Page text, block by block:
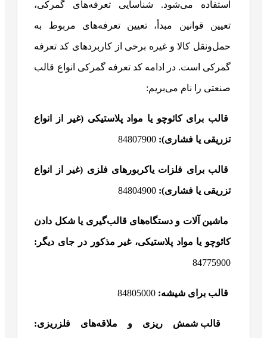
استفاده می‌شود. شناسایی تعرفه‌های گمرکی،
تعیین قوانین مبدأ، تعیین تعرفه‌های مربوط به
حمل‌ونقل کالا و غیره برخی از کاربردهای کد تعرفه
گمرکی است. در ادامه کد تعرفه گمرکی انواع قالب
صنعتی را نام می‌بریم:
قالب برای کائوچو یا مواد پلاستیکی (غیر از انواع
تزریقی یا فشاری):
قالب برای فلزات یاکربورهای فلزی (غیر از انواع
تزریقی یا فشاری):
ماشین آلات و دستگاه‌های قالب‌گیری یا شکل دادن
کائوچو یا مواد پلاستیکی، غیر مذکور در جای دیگر:
84775900
قالب برای شیشه:
قالب شمش ریزی و ملاقه‌های فلزریزی: